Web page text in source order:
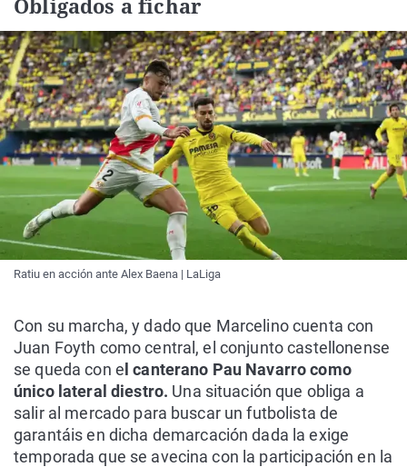
Obligados a fichar
Ratiu en acción ante Alex Baena | LaLiga
Con su marcha, y dado que Marcelino cuenta con
Juan Foyth como central, el conjunto castellonense
se queda con e l canterano Pau Navarro como
único lateral diestro. Una situación que obliga a
salir al mercado para buscar un futbolista de
garantáis en dicha demarcación dada la exige
temporada que se avecina con la participación en la